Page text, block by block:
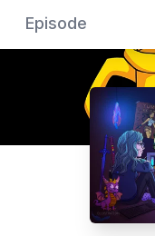
Episode